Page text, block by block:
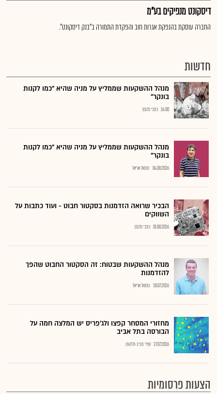
דיסקונט מנפיקים בע"מ
החברה עוסקת בהנפקת אגרות חוב והפקדת התמורה ב"בנק דיסקונט".
חדשות
מנהל ההשקעות שממליץ על מניה שהיא "כמו לקנות
בונקר"
16:00 כתבי גלובס
מנהל ההשקעות שממליץ על מניה שהיא "כמו לקנות
בונקר"
04.08.2026 נתנאל אריאל
הבכיר שרואה הזדמנות בסקטור חבוט - ועוד כתבות על
השווקים
01.08.2026 כתבי גלובס
מנהל ההשקעות שבטוח: זה הסקטור החבוט שהפך
להזדמנות
28.07.2026 נתנאל אריאל
מחזורי המסחר קפצו ולג'פריס יש המלצה חמה על
הבורסה בתל אביב
27.07.2026 שירי חביב-ולדהורן
הצעות פרסומיות